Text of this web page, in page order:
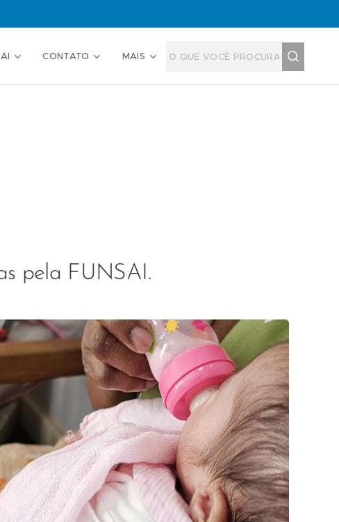
CONTATO MAIS
pela FUNSAI.